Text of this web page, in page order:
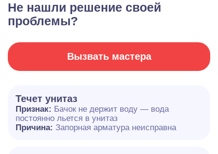
Не нашли решение своей
проблемы?
Вызвать мастера
Течет унитаз
Признак: Бачок не держит воду — вода
постоянно льется в унитаз
Причина: Запорная арматура неисправна